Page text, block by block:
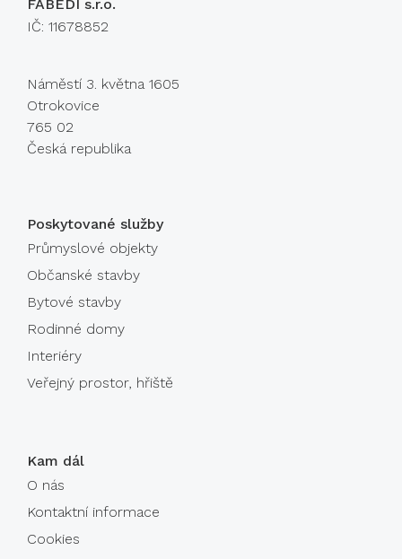
Poskytované služby
Průmyslové objekty
Občanské stavby
Bytové stavby
Rodinné domy
Interiéry
Veřejný prostor, hřiště
Kam dál
O nás
Kontaktní informace
Cookies
FABEDI s.r.o.
IČ: 11678852
Náměstí 3. května 1605
Otrokovice
765 02
Česká republika